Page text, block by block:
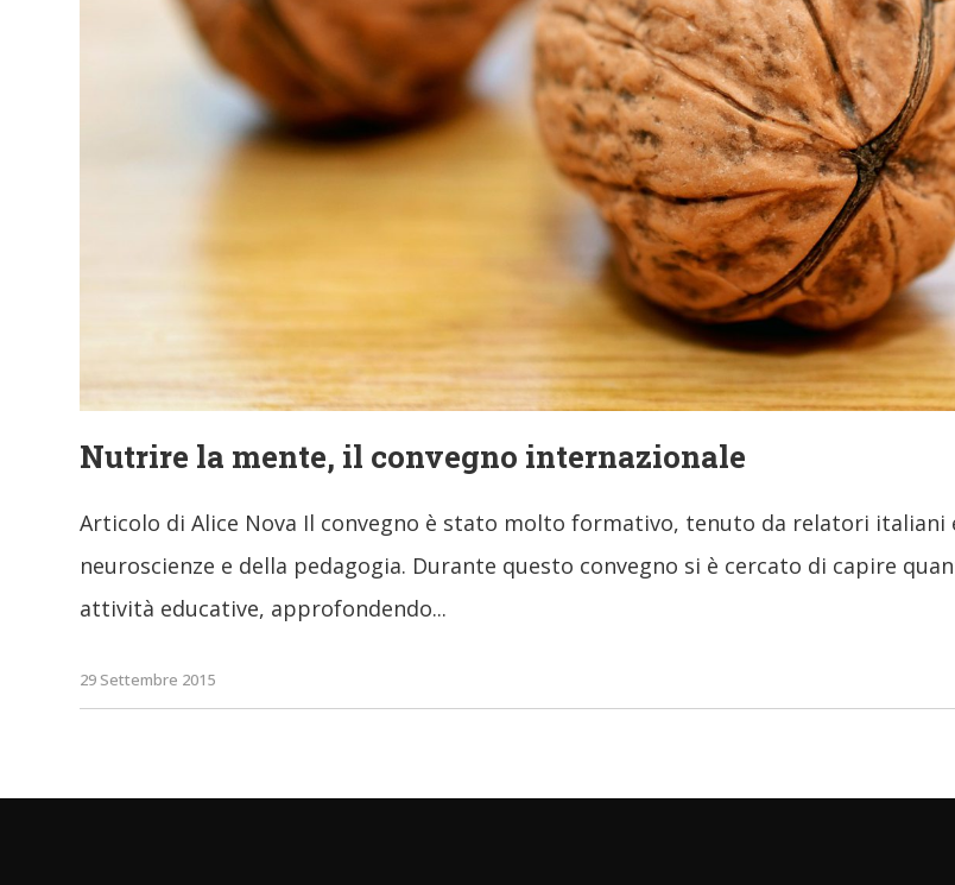
Nutrire la mente, il convegno internazionale
Articolo di Alice Nova Il convegno è stato molto formativo, tenuto da relatori
neuroscienze e della pedagogia. Durante questo convegno si è cercato di capire
attività educative, approfondendo
29 Settembre 2015